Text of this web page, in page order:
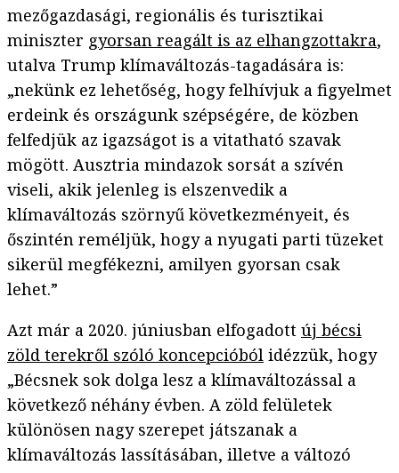
mezőgazdasági, regionális és turisztikai
miniszter gyorsan reagált is az elhangzottakra,
utalva Trump klímaváltozás-tagadására is:
„nekünk ez lehetőség, hogy felhívjuk a figyelmet
erdeink és országunk szépségére, de közben
felfedjük az igazságot is a vitatható szavak
mögött. Ausztria mindazok sorsát a szívén
viseli, akik jelenleg is elszenvedik a
klímaváltozás szörnyű következményeit, és
őszintén reméljük, hogy a nyugati parti tüzeket
sikerül megfékezni, amilyen gyorsan csak
lehet.”
Azt már a 2020. júniusban elfogadott új bécsi
zöld terekről szóló koncepcióból idézzük, hogy
„Bécsnek sok dolga lesz a klímaváltozással a
következő néhány évben. A zöld felületek
különösen nagy szerepet játszanak a
klímaváltozás lassításában, illetve a változó